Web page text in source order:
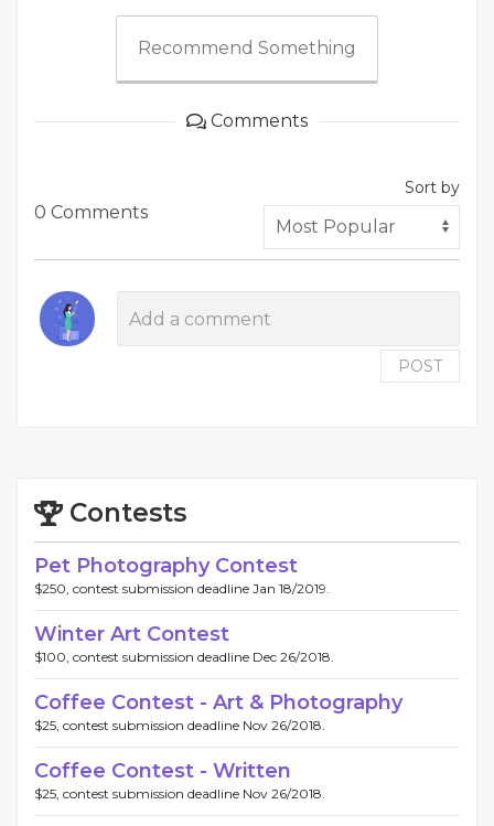
Recommend Something
Comments
0 Comments
Sort by
POST
Contests
Pet Photography Contest
$250, contest submission deadline Jan 18/2019.
Winter Art Contest
$100, contest submission deadline Dec 26/2018.
Coffee Contest - Art & Photography
$25, contest submission deadline Nov 26/2018.
Coffee Contest - Written
$25, contest submission deadline Nov 26/2018.